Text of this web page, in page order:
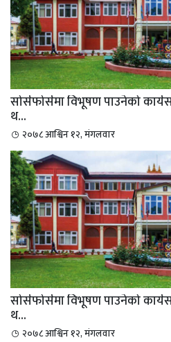
सोर्सफोर्समा विभूषण पाउनेको
थ...
२०७८ आश्विन १२, मंगलवार
सोर्सफोर्समा विभूषण पाउनेको
थ...
२०७८ आश्विन १२, मंगलवार